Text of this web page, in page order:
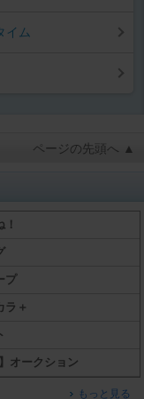
イム
ページの先頭へ ▲
プ
ラ＋
】オークション
もっと見る